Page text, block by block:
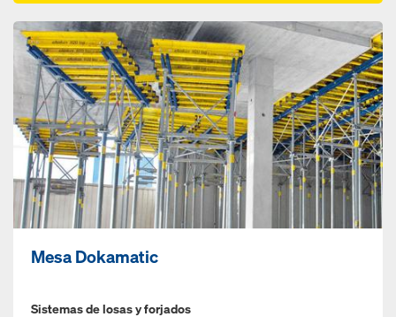
Mesa Dokamatic
Sistemas de losas y forjados